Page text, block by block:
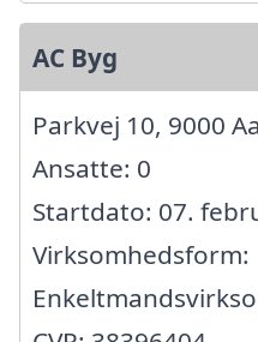
AC Byg
Parkvej 10, 9000
Ansatte: 0
Startdato: 07.
Virksomhedsform: